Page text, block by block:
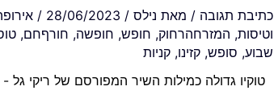
כתיבת תגובה / מאת נילס /
28/06/2023
/
וטיסות, המזרחהרחוק, חופש, חופשה, חורףחם,
שבוע, סופש, קזינו, קניות
טוקיו גדולה כמילות השיר המפורסם של ריקי גל -